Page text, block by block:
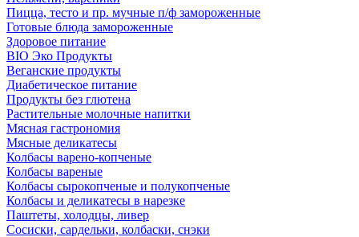
Пицца, тесто и пр. мучные п/ф замороженные
Готовые блюда замороженные
Здоровое питание
BIO Эко Продукты
Веганские продукты
Диабетическое питание
Продукты без глютена
Растительные молочные напитки
Мясная гастрономия
Мясные деликатесы
Колбасы варено-копченые
Колбасы вареные
Колбасы сырокопченые и полукопченые
Колбасы и деликатесы в нарезке
Паштеты, холодцы, ливер
Сосиски, сардельки, колбаски, снэки